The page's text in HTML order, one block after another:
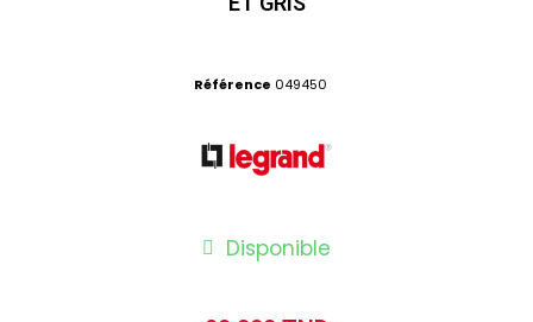
Référence 049450
Disponible